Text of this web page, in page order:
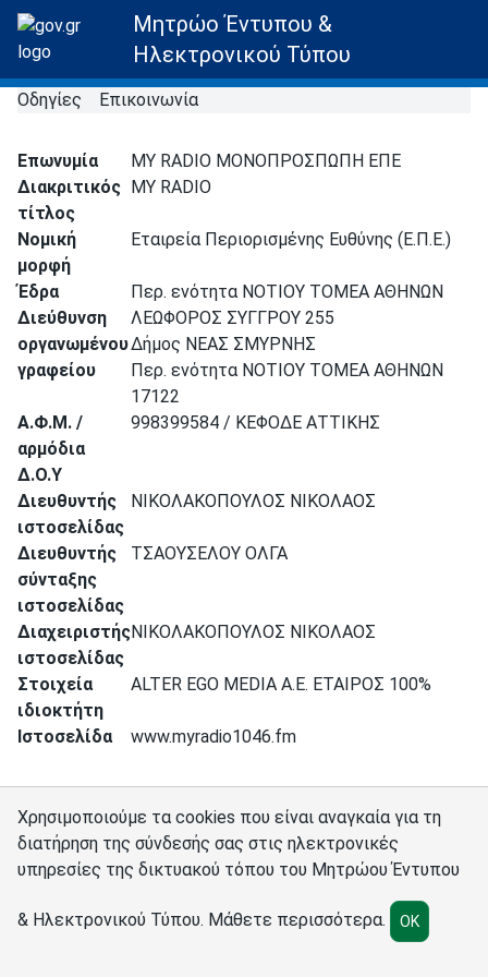
Μητρώο Έντυπου &
Ηλεκτρονικού Τύπου
Οδηγίες Επικοινωνία
Επωνυμία
MY RADIO ΜΟΝΟΠΡΟΣΠΩΠΗ ΕΠΕ
Διακριτικός
τίτλος
MY RADIO
Νομική
μορφή
Εταιρεία Περιορισμένης Ευθύνης (Ε.Π.Ε.)
Έδρα
Περ. ενότητα ΝΟΤΙΟΥ ΤΟΜΕΑ ΑΘΗΝΩΝ
Διεύθυνση
οργανωμένου
γραφείου
ΛΕΩΦΟΡΟΣ ΣΥΓΓΡΟΥ 255
Δήμος ΝΕΑΣ ΣΜΥΡΝΗΣ
Περ. ενότητα ΝΟΤΙΟΥ ΤΟΜΕΑ ΑΘΗΝΩΝ
17122
Α.Φ.Μ. /
αρμόδια
Δ.Ο.Υ
998399584 / ΚΕΦΟΔΕ ΑΤΤΙΚΗΣ
Διευθυντής
ιστοσελίδας
ΝΙΚΟΛΑΚΟΠΟΥΛΟΣ ΝΙΚΟΛΑΟΣ
Διευθυντής
σύνταξης
ιστοσελίδας
ΤΣΑΟΥΣΕΛΟΥ ΟΛΓΑ
Διαχειριστής
ιστοσελίδας
ΝΙΚΟΛΑΚΟΠΟΥΛΟΣ ΝΙΚΟΛΑΟΣ
Στοιχεία
ιδιοκτήτη
ALTER EGO MEDIA A.E. ΕΤΑΙΡΟΣ 100%
Ιστοσελίδα www.myradio1046.fm
Ρυθμίσεις cookies
Χρησιμοποιούμε τα cookies που είναι αναγκαία για τη
διατήρηση της σύνδεσής σας στις ηλεκτρονικές
υπηρεσίες της δικτυακού τόπου του Μητρώου Έντυπου
& Ηλεκτρονικού Τύπου. Μάθετε περισσότερα. OK